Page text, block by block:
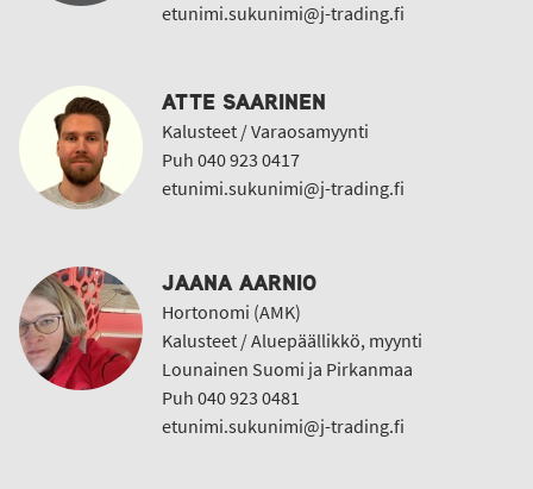
etunimi.sukunimi@j-trading.fi
ATTE SAARINEN
Kalusteet / Varaosamyynti
Puh 040 923 0417
etunimi.sukunimi@j-trading.fi
JAANA AARNIO
Hortonomi (AMK)
Kalusteet / Aluepäällikkö, myynti
Lounainen Suomi ja Pirkanmaa
Puh 040 923 0481
etunimi.sukunimi@j-trading.fi